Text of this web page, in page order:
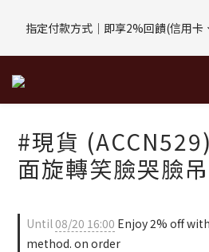
金
指定付款方式｜即享2%回饋(信用卡
評價回饋｜訂單完成後7天內填寫5字
#現貨
面旋轉笑臉哭臉
Until08/20 16:00 Enjoy 2% off
method. on order